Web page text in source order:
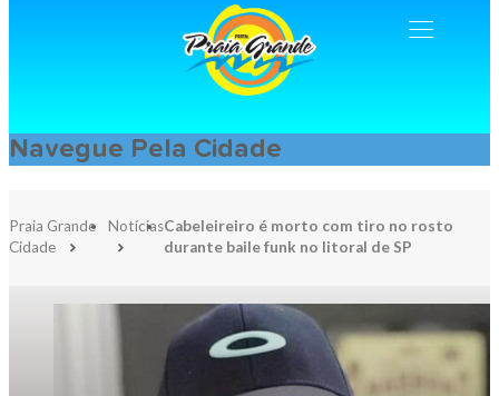
Navegação
Navegue Pela Cidade
Praia Grande
Cidade
NotíciasCabeleireiro é morto com tiro no rosto
durante baile funk no litoral de SP